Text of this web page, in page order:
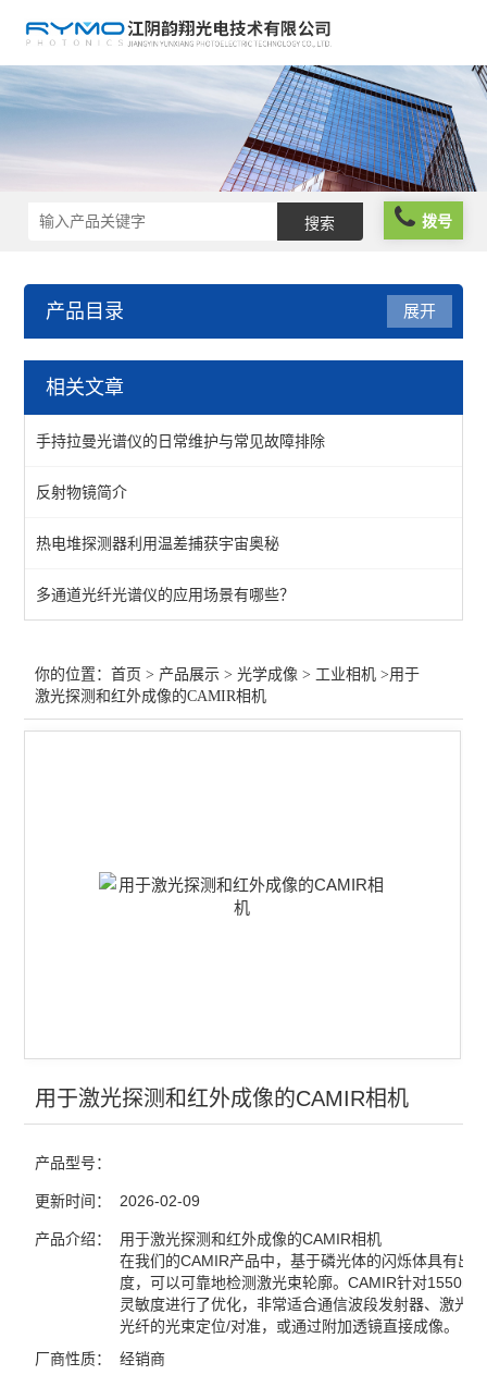
拨号
产品目录
光学成像
红外镜头
查看全部 >>
展开
相关文章
手持拉曼光谱仪的日常维护与常见故障排除
反射物镜简介
热电堆探测器利用温差捕获宇宙奥秘
多通道光纤光谱仪的应用场景有哪些？
你的位置：首页 > 产品展示 >光学成像 > 工业相机 >用于
激光探测和红外成像的CAMIR相机
用于激光探测和红外成像的CAMIR相机
产品型号：
更新时间： 2026-02-09
产品介绍：
用于激光探测和红外成像的CAMIR相机
在我们的CAMIR产品中，基于磷光体的闪烁体具有出
度，可以可靠地检测激光束轮廓。CAMIR针对
灵敏度进行了优化，非常适合通信波段发射器、激光
光纤的光束定位/对准，或通过附加透镜直接成像。
厂商性质：
经销商